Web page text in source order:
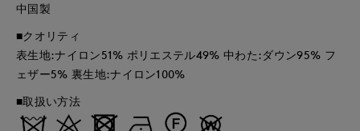
中国製
■クオリティ
表生地:ナイロン51% ポリエステル49% 中わた:ダウン95% フ
ェザー5% 裏生地:ナイロン100%
■取扱い方法